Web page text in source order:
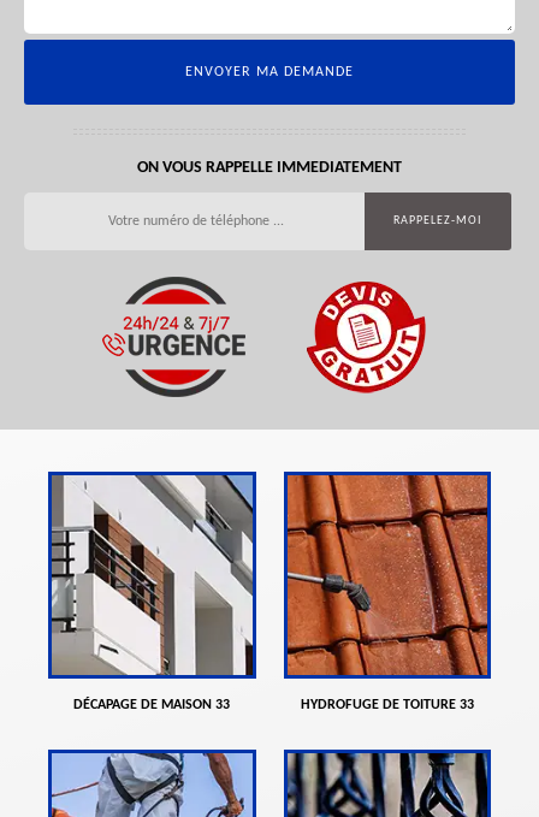
ON VOUS RAPPELLE IMMEDIATEMENT
DÉCAPAGE DE MAISON 33 HYDROFUGE DE TOITURE 33